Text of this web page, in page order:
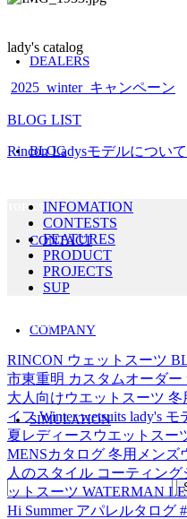
DEALERS
BLOG
CONTACT
COMPANY
SIMULATION
lady's catalog
2025_winter_キャンペーン
BLOG LIST
Rincon Ladysモデルについて
TOPICS LISTINFOMATION
CONTESTS
FEATURES
PRODUCT
PROJECTS
SUP
Tag's LIST
RINCON ウェットスーツ
市東重明 カスタムオーダー
大人向けウエットスーツ 冬
イフ Winter wetsuits lady's モ
夏レディースウエットスー
MENSカタログ 冬用メンズ
人のスタイル コーティング
ットスーツ WATERMAN
Hi Summer アパレルタログ